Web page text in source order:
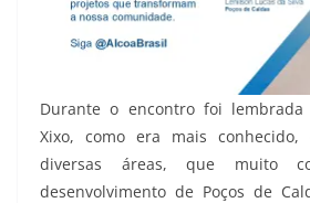
Durante o encontro foi
Xixo, como era mais conhecido,
diversas áreas, que muito
desenvolvimento de Poços de